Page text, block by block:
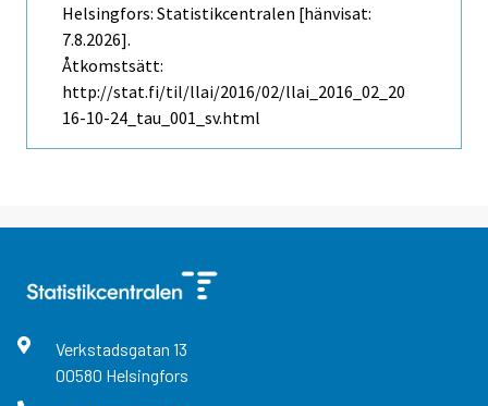
Helsingfors: Statistikcentralen [hänvisat:
7.8.2026].
Åtkomstsätt:
http://stat.fi/til/llai/2016/02/llai_2016_02_20
16-10-24_tau_001_sv.html
Verkstadsgatan 13
00580 Helsingfors